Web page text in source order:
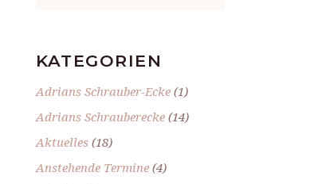
KATEGORIEN
Adrians Schrauber-Ecke(1)
Adrians Schrauberecke(14)
Aktuelles(18)
Anstehende Termine(4)